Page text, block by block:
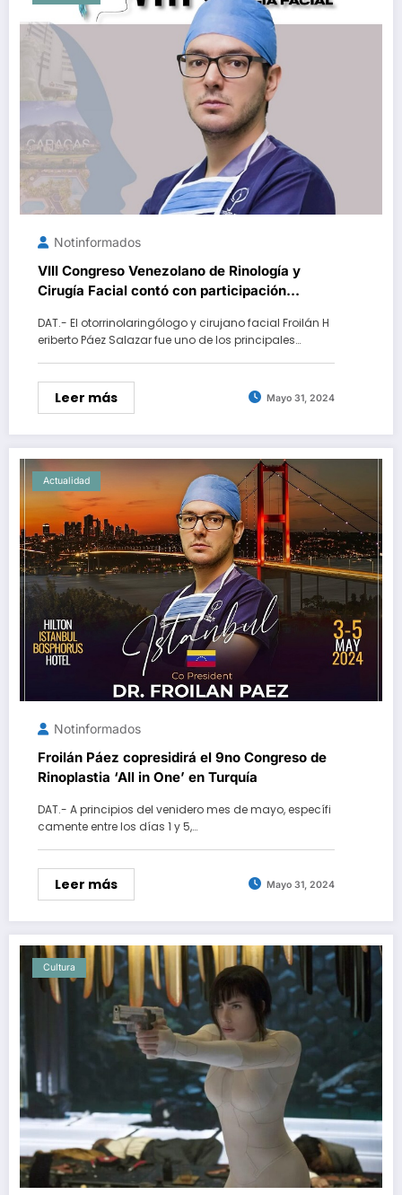
Notinformados
VIII Congreso Venezolano de Rinología y
Cirugía Facial contó con participación
DAT.- El otorrinolaringólogo y cirujano facial Froilán H
eriberto Páez Salazar fue uno de los principales…
Leer más Mayo 31, 2024
Actualidad
Notinformados
Froilán Páez copresidirá el 9no Congreso de
Rinoplastia ‘All in One’ en Turquía
DAT.- A principios del venidero mes de mayo, específi
camente entre los días 1 y 5,…
Leer más Mayo 31, 2024
Cultura